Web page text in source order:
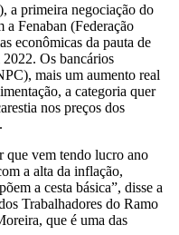
a primeira negociação do
Fenaban (Federação
econômicas da pauta de
Os bancários
mais um aumento real
a categoria quer
nos preços dos
que vem tendo lucro ano
a alta da inflação,
a cesta básica”, disse a
Trabalhadores do Ramo
que é uma das